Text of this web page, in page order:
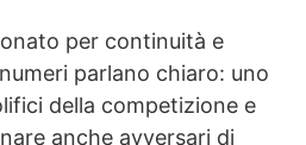
per continuità e
parlano chiaro: uno
della competizione e
anche avversari di